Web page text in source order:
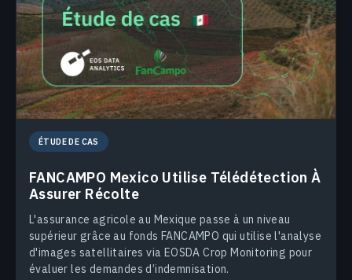
ÉTUDE DE CAS
FANCAMPO Mexico Utilise Télédétection À
Assurer Récolte
L'assurance agricole au Mexique passe à un niveau
supérieur grâce au fonds FANCAMPO qui utilise l'analyse
d'images satellitaires via EOSDA Crop Monitoring pour
évaluer les demandes d’indemnisation.